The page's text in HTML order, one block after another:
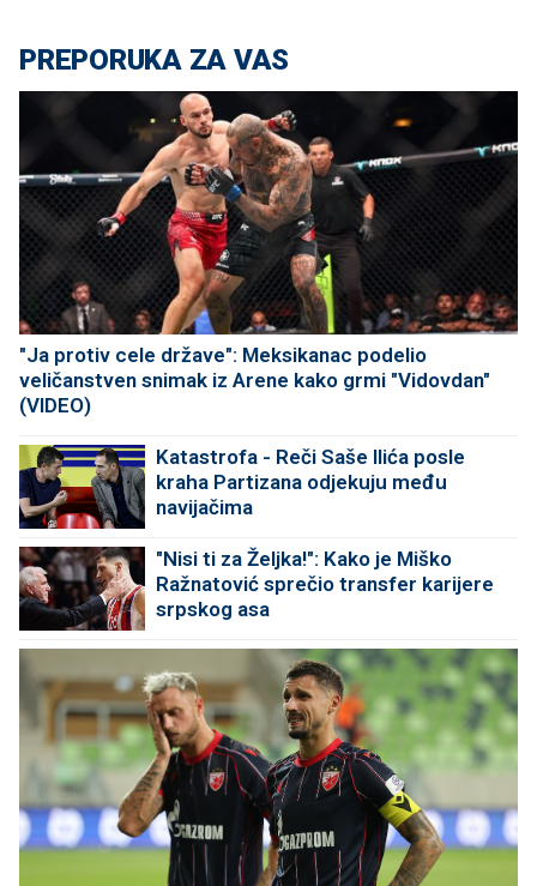
PREPORUKA ZA VAS
"Ja protiv cele države": Meksikanac podelio
veličanstven snimak iz Arene kako grmi "Vidovdan"
(VIDEO)
Katastrofa - Reči Saše Ilića posle
kraha Partizana odjekuju među
navijačima
"Nisi ti za Željka!": Kako je Miško
Ražnatović sprečio transfer karijere
srpskog asa